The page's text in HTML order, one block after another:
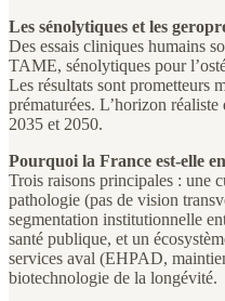
Les sénolytiques et les
Des essais cliniques humains
TAME, sénolytiques pour
Les résultats sont prometteurs
prématurées. L’horizon
2035 et 2050.
Pourquoi la France est-elle
Trois raisons principales : une
pathologie (pas de vision
segmentation institutionnelle
santé publique, et un
services aval (EHPAD,
biotechnologie de la longévité.